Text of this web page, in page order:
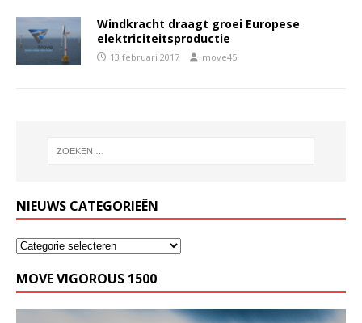
Windkracht draagt groei Europese
elektriciteitsproductie
13 februari 2017 move45
NIEUWS CATEGORIEËN
MOVE VIGOROUS 1500